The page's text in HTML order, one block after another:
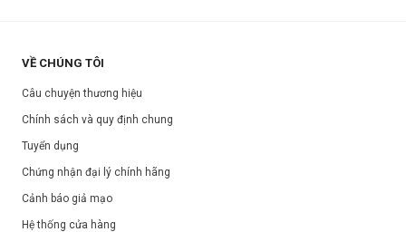
VỀ CHÚNG TÔI
Câu chuyện thương hiệu
Chính sách và quy định chung
Tuyển dụng
Chứng nhận đại lý chính hãng
Cảnh báo giả mạo
Hệ thống cửa hàng